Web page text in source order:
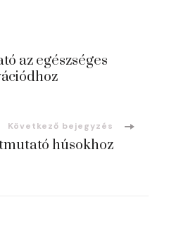
az egészséges
Következő bejegyzés
húsokhoz